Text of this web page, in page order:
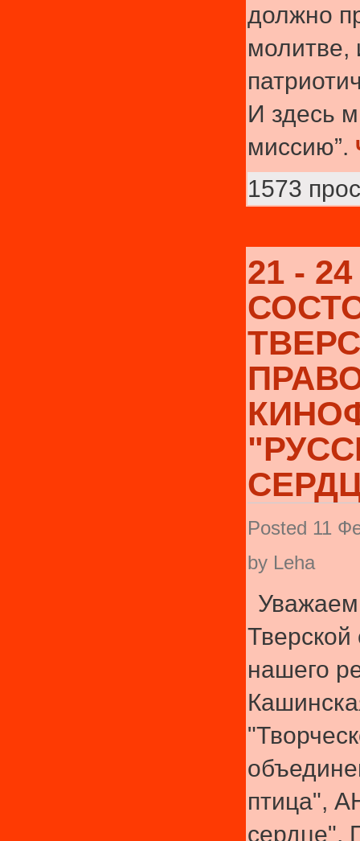
должно
молитве,
И здесь
миссию”.
1573
21 -
Posted 11
by Leha
Тверской
нашего
птица",
сердце",